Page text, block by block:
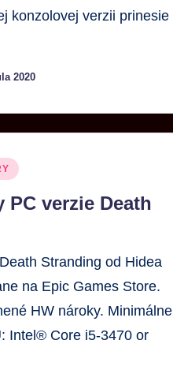
konzolovej verzii prinesie
2020
PC verzie Death
Stranding od Hidea
na Epic Games Store.
HW nároky. Minimálne
Intel® Core i5-3470 or